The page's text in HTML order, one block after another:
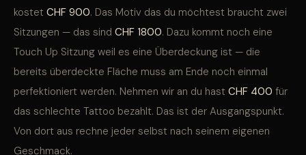
kostet CHF 900. Das Motiv das du möchtest braucht zwei
Sitzungen — das sind CHF 1800. Dazu kommt noch eine
Touch Up Sitzung weil es eine Überdeckung ist — die
bereits überdeckte Fläche muss am Ende noch einmal
perfektioniert werden. Nehmen wir an du hast CHF 400 für
das schlechte Tattoo bezahlt. Das ist der Ausgangspunkt.
Von dort aus rechne jeder selbst nach seinem eigenen
Geschmack.